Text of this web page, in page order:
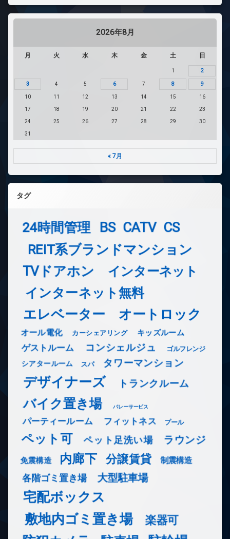
2026年8月
月 火 水 木 金 土 日
1 2
3 4 5 6 7 8 9
10 11 12 13 14 15 16
17 18 19 20 21 22 23
24 25 26 27 28 29 30
31
« 7月
タグ
24時間管理 BS CATV CS
REIT系ブランドマンション
TVドアホン インターネット
インターネット無料
エレベーター オートロック
オール電化 カーシェアリング キッズルーム
ゲストルーム コンシェルジュ ゴルフレンジ
シアタールーム スパ タワーマンション
デザイナーズ トランクルーム
バイク置き場 バレーサービス
パーティールーム フィットネス プール
ペット可 ペット足洗い場 ラウンジ
免震構造 内廊下 分譲賃貸 制震構造
各階ゴミ置き場 大型駐車場
宅配ボックス
敷地内ゴミ置き場
楽器可